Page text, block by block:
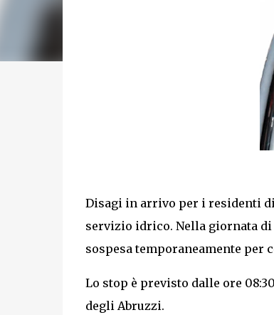
Disagi in arrivo per i residenti
servizio idrico. Nella giornata
sospesa temporaneamente per
Lo stop è previsto dalle ore
degli Abruzzi.